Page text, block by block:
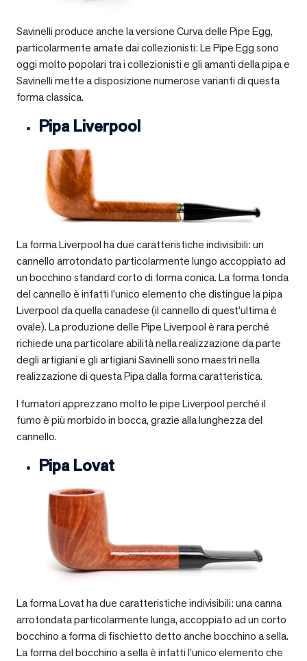
Savinelli produce anche la versione Curva delle Pipe Egg,
particolarmente amate dai collezionisti: Le Pipe Egg sono
oggi molto popolari tra i collezionisti e gli amanti della pipa e
Savinelli mette a disposizione numerose varianti di questa
forma classica.
Pipa Liverpool
La forma Liverpool ha due caratteristiche indivisibili: un
cannello arrotondato particolarmente lungo accoppiato ad
un bocchino standard corto di forma conica. La forma tonda
del cannello è infatti l’unico elemento che distingue la pipa
Liverpool da quella canadese (il cannello di quest’ultima è
ovale). La produzione delle Pipe Liverpool è rara perché
richiede una particolare abilità nella realizzazione da parte
degli artigiani e gli artigiani Savinelli sono maestri nella
realizzazione di questa Pipa dalla forma caratteristica.
I fumatori apprezzano molto le pipe Liverpool perché il
fumo è più morbido in bocca, grazie alla lunghezza del
cannello.
Pipa Lovat
La forma Lovat ha due caratteristiche indivisibili: una canna
arrotondata particolarmente lunga, accoppiato ad un corto
bocchino a forma di fischietto detto anche bocchino a sella.
La forma del bocchino a sella è infatti l’unico elemento che